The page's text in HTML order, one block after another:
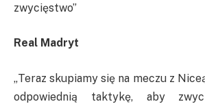
zwycięstwo”
Real Madryt
„Teraz skupiamy się na meczu z
odpowiednią taktykę, aby